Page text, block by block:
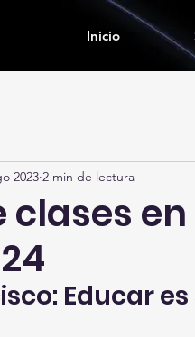
Inicio
clases
2023 2 min de lectura
Educar